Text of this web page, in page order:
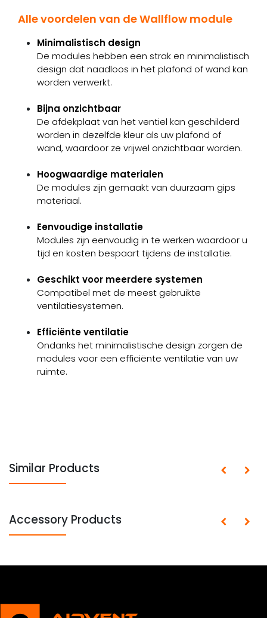
Alle voordelen van de Wallflow module
Minimalistisch design
De modules hebben een strak en minimalistisch
design dat naadloos in het plafond of wand kan
worden verwerkt.
Bijna onzichtbaar
De afdekplaat van het ventiel kan geschilderd
worden in dezelfde kleur als uw plafond of
wand, waardoor ze vrijwel onzichtbaar worden.
Hoogwaardige materialen
De modules zijn gemaakt van duurzaam gips
materiaal.
Eenvoudige installatie
Modules zijn eenvoudig in te werken waardoor u
tijd en kosten bespaart tijdens de installatie.
Geschikt voor meerdere systemen
Compatibel met de meest gebruikte
ventilatiesystemen.
Efficiënte ventilatie
Ondanks het minimalistische design zorgen de
modules voor een efficiënte ventilatie van uw
ruimte.
Similar Products
Accessory Products